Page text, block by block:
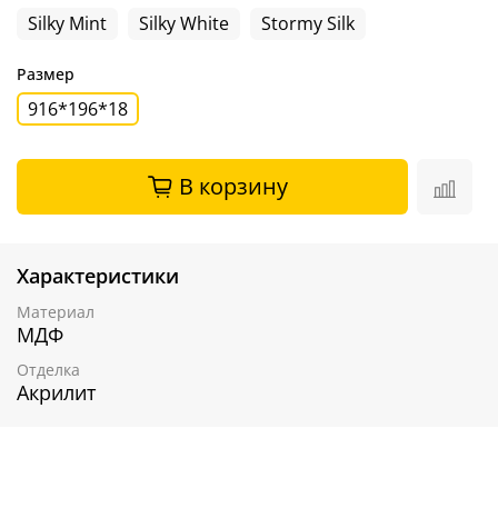
Silky Mint
Silky White Stormy Silk
Размер
916*196*18
В корзину
Характеристики
Материал
МДФ
Отделка
Акрилит